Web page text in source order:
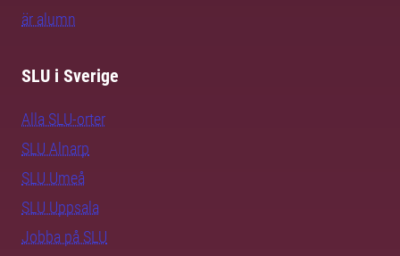
är alumn
SLU i Sverige
Alla SLU-orter
SLU Alnarp
SLU Umeå
SLU Uppsala
Jobba på SLU